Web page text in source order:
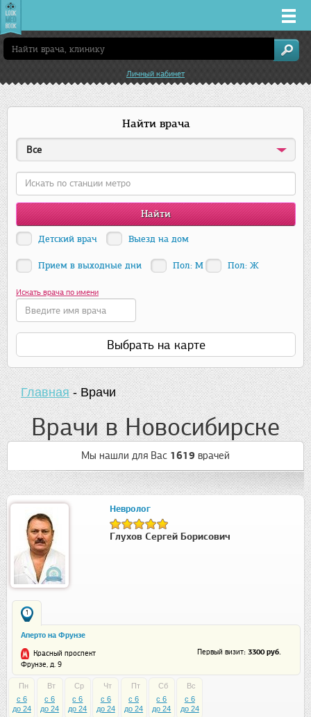
Врачи
Клиники
Лекарства
Акции
Услуги
Новосибирск
Личный кабинет
Найти врача
Все
Детский врач Выезд на дом
Прием в выходные дни Пол: М Пол: Ж
Искать врача по имени
Выбрать на карте
Главная-Врачи
Врачи в Новосибирске
Мы нашли для Вас 1619 врачей
Невролог
Глухов Сергей Борисович
1
Аперто на Фрунзе
Красный проспект
Фрунзе, д. 9
Первый визит: 3300 руб.
Пн
c 6
до 24
Вт
c 6
до 24
Ср
c 6
до 24
Чт
c 6
до 24
Пт
c 6
до 24
Сб
c 6
до 24
Вс
c 6
до 24